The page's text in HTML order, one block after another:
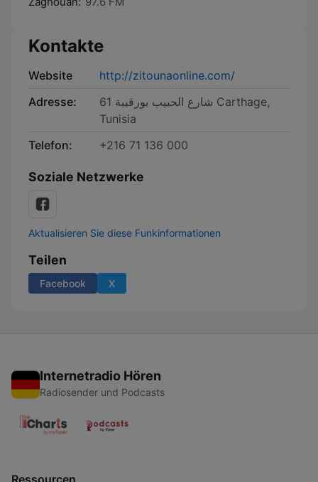
Kontakte
Website
http://zitounaonline.com/
Adresse:
61 شارع الحبيب بورقيبة Carthage,
Tunisia
Telefon:
+216 71 136 000
Soziale Netzwerke
Aktualisieren Sie diese Funkinformationen
Teilen
Facebook X
Internetradio Hören
Radiosender und Podcasts
Ressourcen